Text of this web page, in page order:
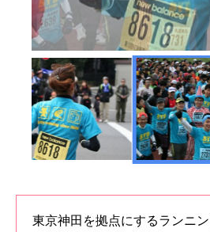
東京神田を拠点にするランニ